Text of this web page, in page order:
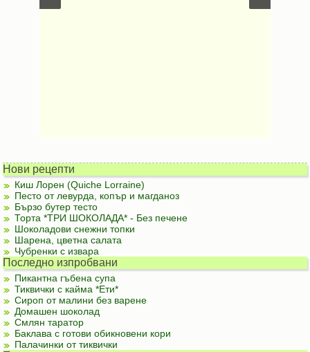
Нови рецепти
Киш Лорен (Quiche Lorraine)
Песто от левурда, копър и магданоз
Бързо бутер тесто
Торта *ТРИ ШОКОЛАДА* - Без печене
Шоколадови снежни топки
Шарена, цветна салата
Чубренки с извара
Последно изпробвани
Пикантна гъбена супа
Тиквички с кайма *Ети*
Сироп от малини без варене
Домашен шоколад
Смлян таратор
Баклава с готови обикновени кори
Палачинки от тиквички